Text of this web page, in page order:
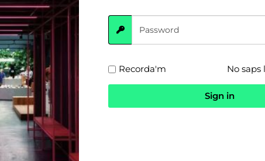
i superior de l’Escola
setmana han vingut a
les nostres intsal·lacions. Els
van poder gaudir jugant a
el futbol, el bàsquet, el pàdel,
Aquestes activitats van
l’equip de monitors de
Recorda'm No saps
Sign in